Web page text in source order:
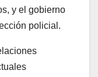
y el gobierno
policial.